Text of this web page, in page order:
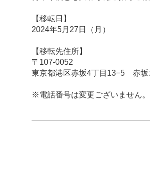
【移転日】
2024年5月27日（月）
【移転先住所】
〒107-0052
東京都港区赤坂4丁目13−5 赤
※電話番号は変更ございません。